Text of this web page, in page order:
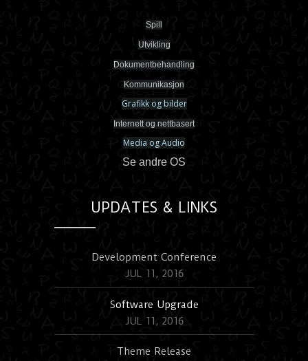
Spill
Utvikling
Dokumentbehandling
Kommunikasjon
Grafikk og bilder
Internett og nettbasert
Media og Audio
Se andre OS
UPDATES & LINKS
Development Conference
JUL 11, 2016
Software Upgrade
JUL 11, 2016
Theme Release